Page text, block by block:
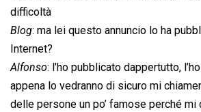
difficoltà
Blog: ma lei questo annuncio lo ha
Internet?
Alfonso: l’ho pubblicato dappertutto,
appena lo vedranno di sicuro mi
delle persone un po’ famose perché mi